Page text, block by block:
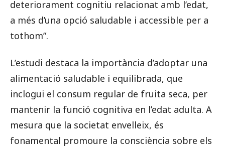
deteriorament cognitiu relacionat amb l’edat,
a més d’una opció saludable i accessible per a
tothom”.
L’estudi destaca la importància d’adoptar una
alimentació saludable i equilibrada, que
inclogui el consum regular de fruita seca, per
mantenir la funció cognitiva en l’edat adulta. A
mesura que la societat envelleix, és
fonamental promoure la consciència sobre els